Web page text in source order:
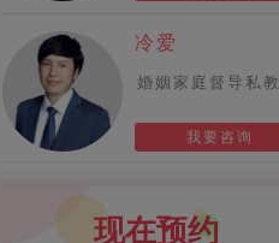
冷爱
婚姻家庭督导私教
我要咨询
现在预约